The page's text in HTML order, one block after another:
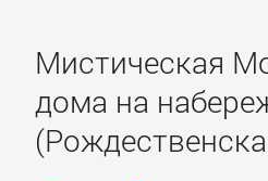
Мистическая
дома на